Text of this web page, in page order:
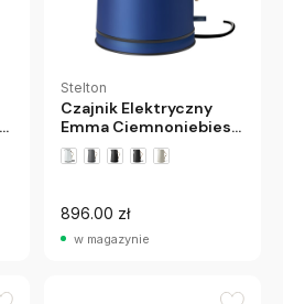
Stelton
Czajnik Elektryczny
Emma Ciemnoniebieski
Stelton
896.00 zł
w magazynie